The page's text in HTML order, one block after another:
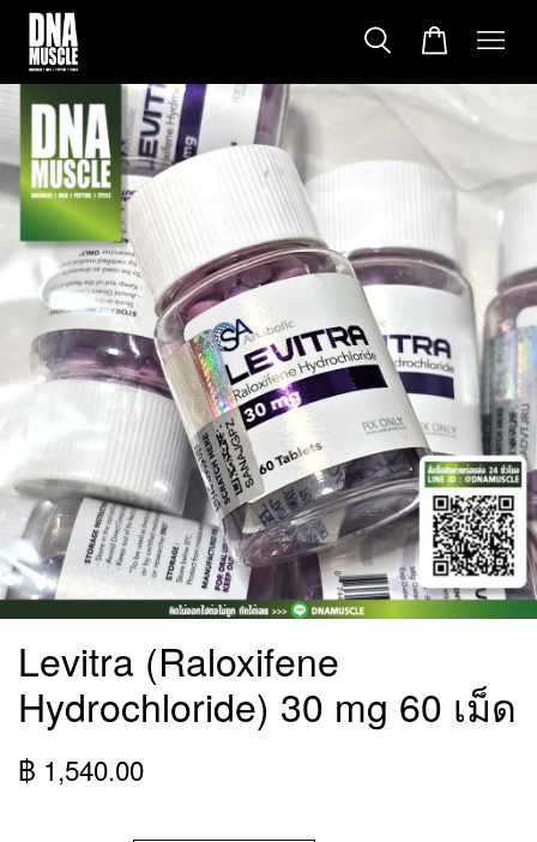
Levitra (Raloxifene
Hydrochloride) 30 mg 60 เม็ด
฿ 1,540.00